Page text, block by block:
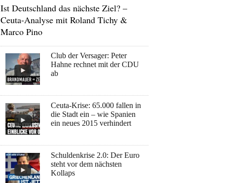
Ist Deutschland das nächste Ziel? –
Ceuta-Analyse mit Roland Tichy &
Marco Pino
Club der Versager: Peter
Hahne rechnet mit der CDU
ab
Ceuta-Krise: 65.000 fallen in
die Stadt ein – wie Spanien
ein neues 2015 verhindert
Schuldenkrise 2.0: Der Euro
steht vor dem nächsten
Kollaps